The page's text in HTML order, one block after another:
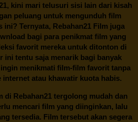
, kini mari telusuri sisi lain dari kisah
peluang untuk mengunduh film
ini? Ternyata, Rebahan21 Film juga
bagi para penikmat film yang
favorit mereka untuk ditonton di
ini tentu saja menarik bagi banyak
menikmati film-film favorit tanpa
internet atau khawatir kuota habis.
di Rebahan21tergolong mudah dan
mencari film yang diinginkan, lalu
tersedia. Film tersebut akan segera